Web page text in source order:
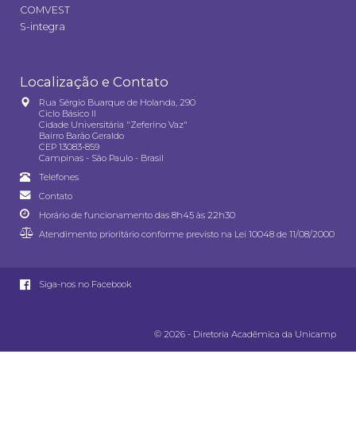
COMVEST
S-integra
Localização e Contato
Rua Sérgio Buarque de Holanda, 290
Ciclo Básico II
Cidade Universitária "Zeferino Vaz"
Bairro Barão Geraldo
CEP 13083-859
Campinas - São Paulo - Brasil
Telefones
Contato
Horário de funcionamento das 8h45 às 22h30
Atendimento prioritário conforme previsto na Lei 10048 de 11/08/2000
Siga-nos no Facebook
© 2026 - Diretoria Acadêmica da Unicamp